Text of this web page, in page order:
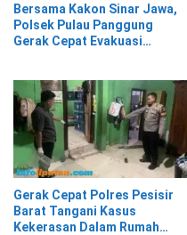
Bersama Kakon Sinar Jawa,
Polsek Pulau Panggung
Gerak Cepat Evakuasi
Gerak Cepat Polres Pesisir
Barat Tangani Kasus
Kekerasan Dalam Rumah